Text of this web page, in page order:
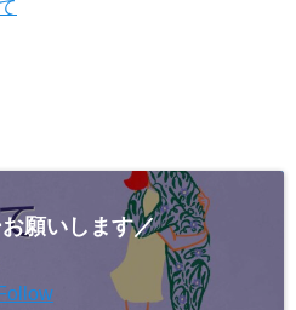
願いします／
Follow